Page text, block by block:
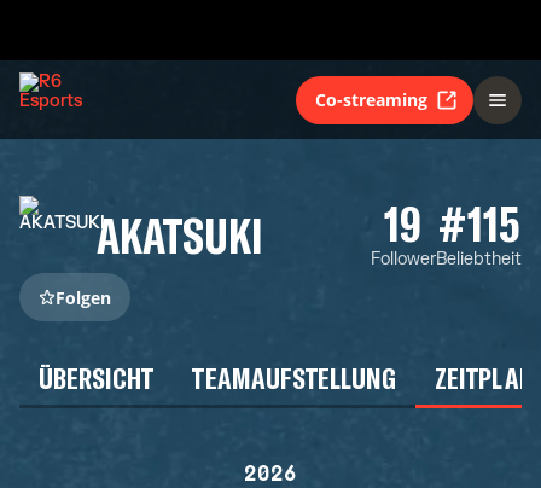
Co-streaming
AKATSUKI 19
Follower
#115
Beliebtheit
Folgen
ÜBERSICHT TEAMAUFSTELLUNG ZEITPLAN
2026